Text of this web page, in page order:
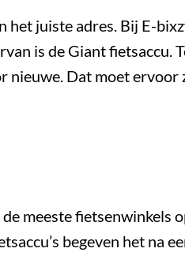
het juiste adres. Bij E-
is de Giant fietsaccu.
nieuwe. Dat moet ervoor
meeste fietsenwinkels
begeven het na